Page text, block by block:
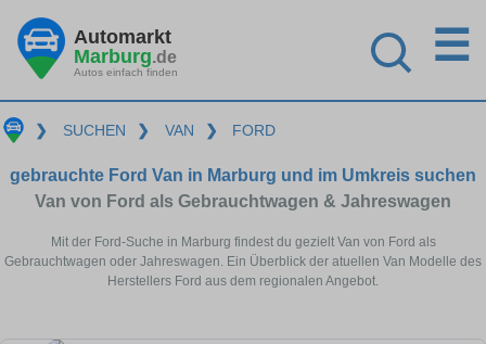
Automarkt
Marburg.de
Autos einfach finden
☰
❯ SUCHEN ❯ VAN ❯ FORD
gebrauchte Ford Van in Marburg und im Umkreis suchen
Van von Ford als Gebrauchtwagen & Jahreswagen
Mit der Ford-Suche in Marburg findest du gezielt Van von Ford als
Gebrauchtwagen oder Jahreswagen. Ein Überblick der atuellen Van Modelle des
Herstellers Ford aus dem regionalen Angebot.